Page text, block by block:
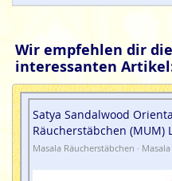
Qualitätsprodukte, ohne
Wir empfehlen dir
interessanten
Satya Sandalwood
Räucherstäbchen (MUM)
Masala Räucherstäbchen · Masala